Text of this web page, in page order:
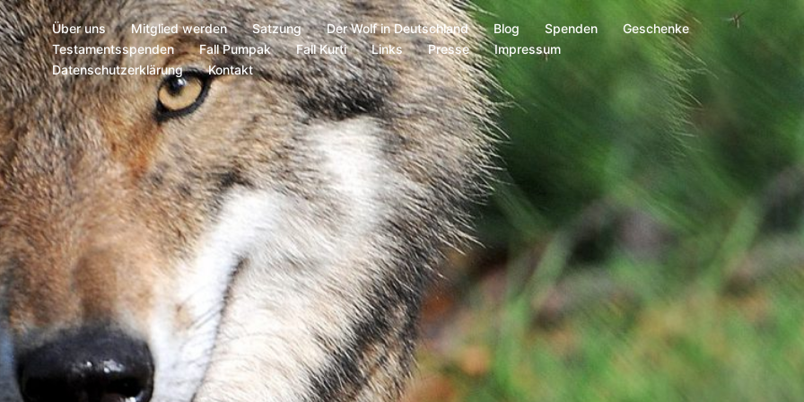
Über uns Mitglied werden Satzung Der Wolf in Deutschland Blog Spenden
Geschenke
Testamentsspenden
Fall Pumpak Fall Kurti Links Presse
Impressum
Datenschutzerklärung
Kontakt